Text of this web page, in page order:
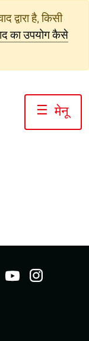
द्वारा है, किसी
का उपयोग कैसे
☰ मेनू